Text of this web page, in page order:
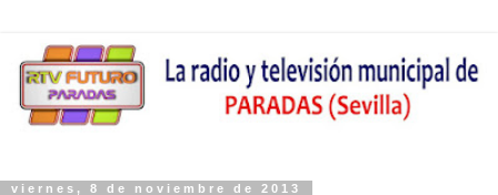
viernes, 8 de noviembre de 2013